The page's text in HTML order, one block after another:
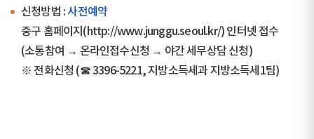
신청방법 :사전예약
중구 홈페이지(http://www.junggu.seoul.kr/) 인터넷 접수
(소통참여 → 온라인접수신청 → 야간 세무상담 신청)
※ 전화신청 (☎ 3396-5221, 지방소득세과 지방소득세1팀)